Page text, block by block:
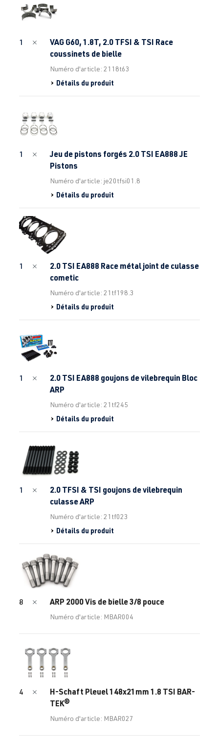
1
VAG G60, 1.8T, 2.0 TFSI & TSI Race
coussinets de bielle
Numéro d'article: 2118t63
Détails du produit
1
Jeu de pistons forgés 2.0 TSI EA888 JE
Pistons
Numéro d'article: je20tfsi01.8
Détails du produit
1
2.0 TSI EA888 Race métal joint de culasse
cometic
Numéro d'article: 21tf198.3
Détails du produit
1
2.0 TSI EA888 goujons de vilebrequin Bloc
ARP
Numéro d'article: 21tf245
Détails du produit
1
2.0 TFSI & TSI goujons de vilebrequin
culasse ARP
Numéro d'article: 21tf023
Détails du produit
8 ARP 2000 Vis de bielle 3/8 pouce
Numéro d'article: MBAR004
4
H-Schaft Pleuel 148x21mm 1.8 TSI BAR-
TEK®
Numéro d'article: MBAR027